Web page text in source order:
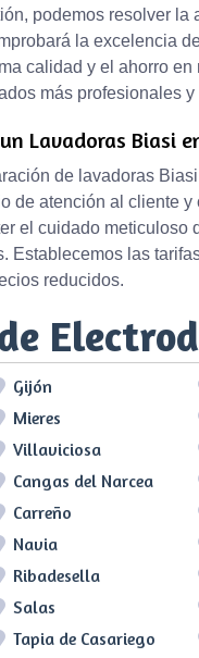
podemos resolver
la excelencia
calidad y el ahorro
más profesionales y
Lavadoras Biasi
de lavadoras
de atención al cliente
el cuidado
Establecemos las
reducidos.
Gijón
Mieres
Villaviciosa
Cangas del Narcea
Carreño
Navia
Ribadesella
Salas
Tapia de Casariego